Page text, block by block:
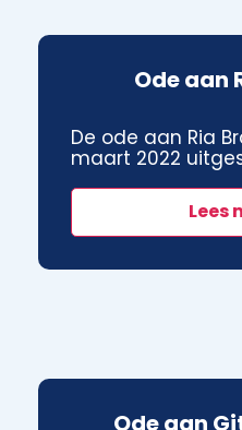
Ode aan
De ode aan Ria
maart 2022
Lees
Ode aan